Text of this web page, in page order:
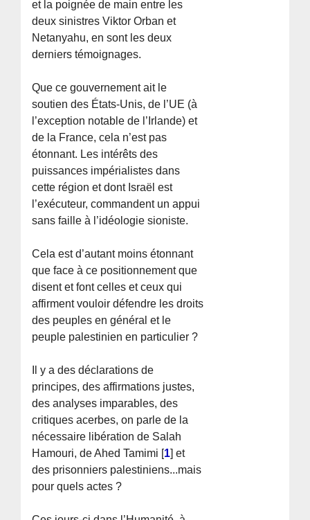
et la poignée de main entre les
deux sinistres Viktor Orban et
Netanyahu, en sont les deux
derniers témoignages.
Que ce gouvernement ait le
soutien des États-Unis, de l’UE (à
l’exception notable de l’Irlande) et
de la France, cela n’est pas
étonnant. Les intérêts des
puissances impérialistes dans
cette région et dont Israël est
l’exécuteur, commandent un appui
sans faille à l’idéologie sioniste.
Cela est d’autant moins étonnant
que face à ce positionnement que
disent et font celles et ceux qui
affirment vouloir défendre les droits
des peuples en général et le
peuple palestinien en particulier ?
Il y a des déclarations de
principes, des affirmations justes,
des analyses imparables, des
critiques acerbes, on parle de la
nécessaire libération de Salah
Hamouri, de Ahed Tamimi [1] et
des prisonniers palestiniens...mais
pour quels actes ?